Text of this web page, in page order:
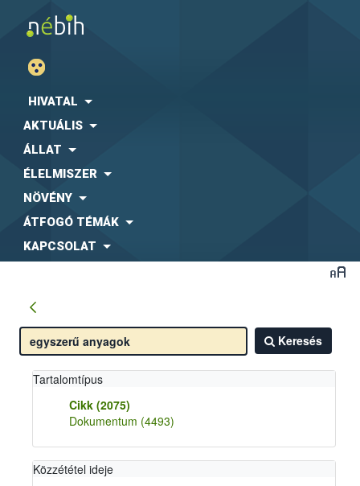
HIVATAL
AKTUÁLIS
ÁLLAT
ÉLELMISZER
NÖVÉNY
ÁTFOGÓ TÉMÁK
KAPCSOLAT
Keresés
Tartalomtípus
Cikk (2075)
Dokumentum (4493)
Közzététel ideje